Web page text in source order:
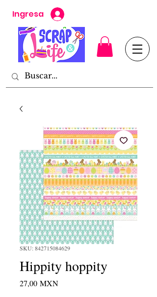
Ingresa
SKU: 842715084629
Hippity hoppity
27,00 MXNPrecio